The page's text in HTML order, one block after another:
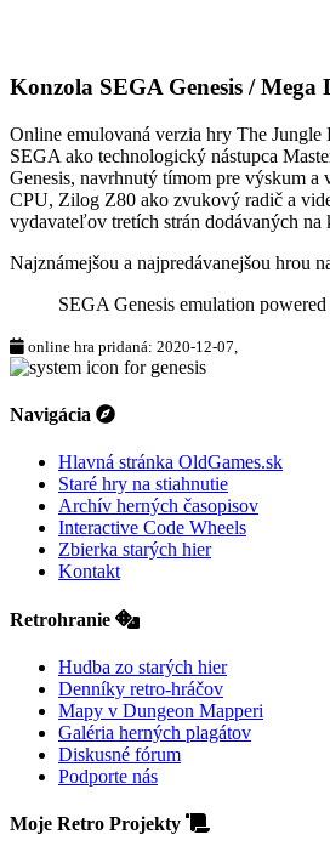
Konzola SEGA Genesis / Mega
Online emulovaná verzia hry The Jungle
SEGA ako technologický nástupca
Genesis, navrhnutý tímom pre výskum
CPU, Zilog Z80 ako zvukový radič a
vydavateľov tretích strán dodávaných
Najznámejšou a najpredávanejšou hrou
SEGA Genesis emulation
online hra pridaná: 2020-12-07,
Navigácia
Hlavná stránka OldGames.sk
Staré hry na stiahnutie
Archív herných časopisov
Interactive Code Wheels
Zbierka starých hier
Kontakt
Retrohranie
Hudba zo starých hier
Denníky retro-hráčov
Mapy v Dungeon Mapperi
Galéria herných plagátov
Diskusné fórum
Podporte nás
Moje Retro Projekty